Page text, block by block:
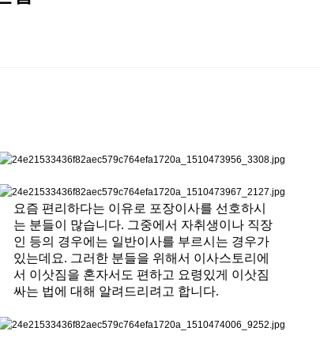
요즘 편리하다는 이유로 포장이사를 선호하시
는 분들이 많습니다. 그중에서 자취생이 나 직장
인 등의 경우에는 일반이사를 부르시는 경우가
있는데요. 그러한 분들을 위해서 이사스토리에
서 이삿짐을 혼자서도 편하고 요령있게 이삿짐
싸는 법에 대해 알려드리려고 합니다.